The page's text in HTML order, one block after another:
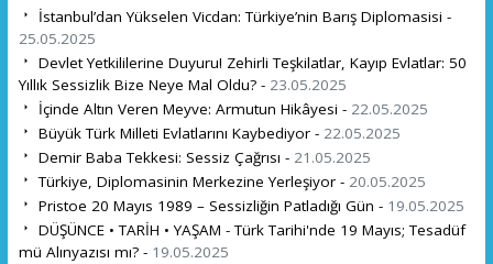
İstanbul’dan Yükselen Vicdan: Türkiye’nin Barış Diplomasisi -
25.05.2025
Devlet Yetkililerine Duyuru! Zehirli Teşkilatlar, Kayıp Evlatlar: 50
Yıllık Sessizlik Bize Neye Mal Oldu? - 23.05.2025
İçinde Altın Veren Meyve: Armutun Hikâyesi - 22.05.2025
Büyük Türk Milleti Evlatlarını Kaybediyor - 22.05.2025
Demir Baba Tekkesi: Sessiz Çağrısı - 21.05.2025
Türkiye, Diplomasinin Merkezine Yerleşiyor - 20.05.2025
Pristoe 20 Mayıs 1989 – Sessizliğin Patladığı Gün - 19.05.2025
DÜŞÜNCE • TARİH • YAŞAM - Türk Tarihi'nde 19 Mayıs; Tesadüf
mü Alınyazısı mı? - 19.05.2025